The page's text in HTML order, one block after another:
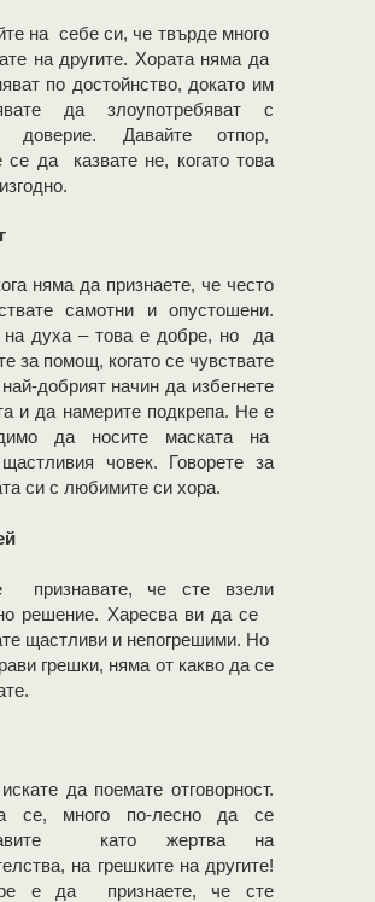
на себе си, че твърде много
на другите. Хората няма да
по достойнство, докато им
да злоупотребяват с
доверие. Давайте отпор,
се да казвате не, когато това
няма да признаете, че често
самотни и опустошени.
на духа – това е добре, но да
за помощ, когато се чувствате
добрият начин да избегнете
и да намерите подкрепа. Не е
да носите маската на
щастливия човек. Говорете за
си с любимите си хора.
признавате, че сте взели
решение. Харесва ви да се
щастливи и непогрешими. Но
грешки, няма от какво да се
да поемате отговорност.
се, много по-лесно да се
като жертва на
на грешките на другите!
е да признаете, че сте